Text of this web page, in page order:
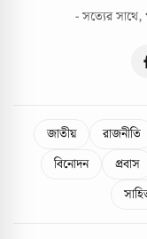
- সত্যের
জাতীয় রাজনীতি
বিনোদন
প্রবাস